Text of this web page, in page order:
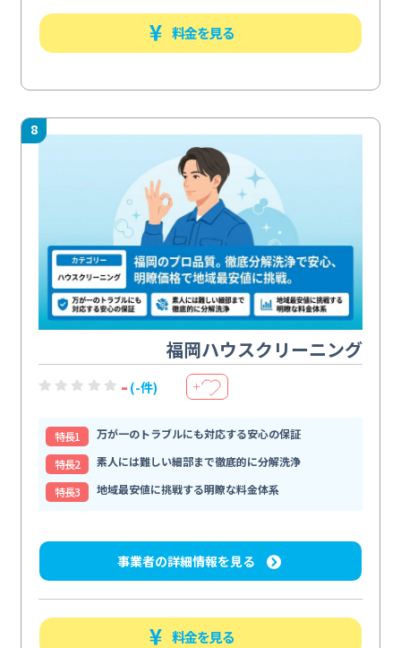
料金を見る
8
福岡ハウスクリーニング
- (-件) ＋
特⻑1
万が一のトラブルにも対応する安心の保証
特⻑2
素人には難しい細部まで徹底的に分解洗浄
特⻑3
地域最安値に挑戦する明瞭な料金体系
事業者の詳細情報を見る
料金を見る